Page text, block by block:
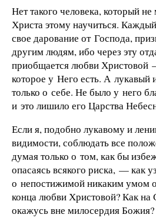
Нет такого человека, который
Христа этому научиться.
свое дарование от Господа,
другим людям, ибо через эту
приобщается любви Христовой
которое у Него есть. А лукавый
только о себе. Не было у него
и это лишило его Царства
Если я, подобно лукавому и
видимости, соблюдать все
думая только о том, как бы
опасаясь всякого риска, — как
о непостижимой никаким умом
конца любви Христовой? Как
окажусь вне милосердия Божия?